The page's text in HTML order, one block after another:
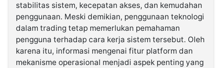
stabilitas sistem, kecepatan akses, dan kemudahan
penggunaan. Meski demikian, penggunaan teknologi
dalam trading tetap memerlukan pemahaman
pengguna terhadap cara kerja sistem tersebut. Oleh
karena itu, informasi mengenai fitur platform dan
mekanisme operasional menjadi aspek penting yang